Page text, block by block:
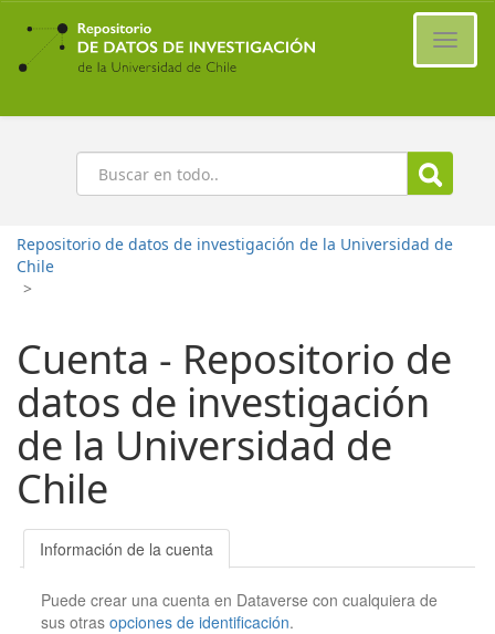
Ir
contenido
principal
Buscar
Repositorio de datos de investigación de la Universidad de
Chile
>
Cuenta - Repositorio de
datos de investigación
de la Universidad de
Chile
Información de la cuenta
Puede crear una cuenta en Dataverse con cualquiera de
sus otrasopciones de identificación.